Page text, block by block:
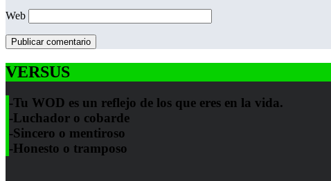
Web
VERSUS
-Tu WOD es un reflejo de los que eres en la vida.
-Luchador o cobarde
-Sincero o mentiroso
-Honesto o tramposo